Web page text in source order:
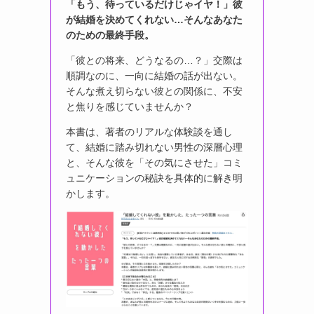
「もう、待っているだけじゃイヤ！」彼
が結婚を決めてくれない…そんなあなた
のための最終手段。
「彼との将来、どうなるの…？」交際は
順調なのに、一向に結婚の話が出ない。
そんな煮え切らない彼との関係に、不安
と焦りを感じていませんか？
本書は、著者のリアルな体験談を通し
て、結婚に踏み切れない男性の深層心理
と、そんな彼を「その気にさせた」コミ
ュニケーションの秘訣を具体的に解き明
かします。